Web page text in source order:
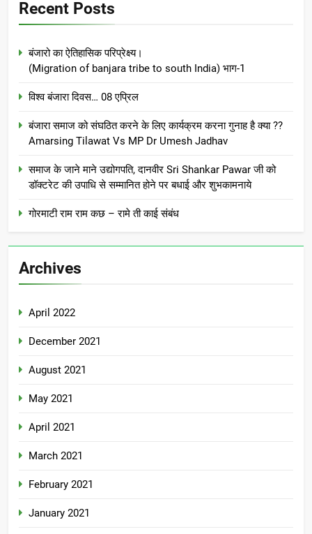
Recent Posts
बंजारो का ऐतिहासिक परिप्रेक्ष्य।
(Migration of banjara tribe to south India) भाग-1
विश्व बंजारा दिवस… 08 एप्रिल
बंजारा समाज को संघठित करने के लिए कार्यक्रम करना गुनाह है क्या ??
Amarsing Tilawat Vs MP Dr Umesh Jadhav
समाज के जाने माने उद्योगपति, दानवीर Sri Shankar Pawar जी को
डॉक्टरेट की उपाधि से सम्मानित होने पर बधाई और शुभकामनाये
गोरमाटी राम राम कछ – रामे ती काई संबंध
Archives
April 2022
December 2021
August 2021
May 2021
April 2021
March 2021
February 2021
January 2021